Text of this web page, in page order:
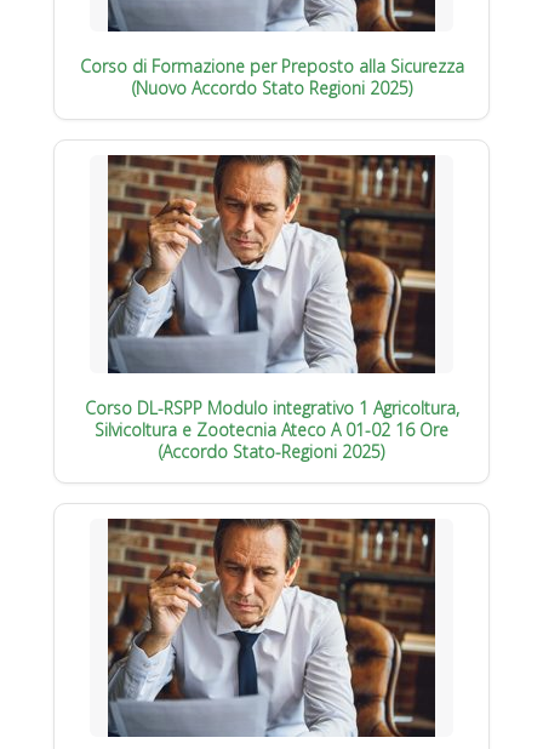
Corso di Formazione per Preposto alla Sicurezza
(Nuovo Accordo Stato Regioni 2025)
Corso DL-RSPP Modulo integrativo 1 Agricoltura,
Silvicoltura e Zootecnia Ateco A 01-02 16 Ore
(Accordo Stato-Regioni 2025)